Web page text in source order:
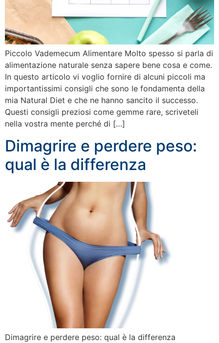
Piccolo Vademecum Alimentare Molto spesso si parla di
alimentazione naturale senza sapere bene cosa e come.
In questo articolo vi voglio fornire di alcuni piccoli ma
importantissimi consigli che sono le fondamenta della
mia Natural Diet e che ne hanno sancito il successo.
Questi consigli preziosi come gemme rare, scriveteli
nella vostra mente perché di […]
Dimagrire e perdere peso:
qual è la differenza
Dimagrire e perdere peso: qual è la differenza